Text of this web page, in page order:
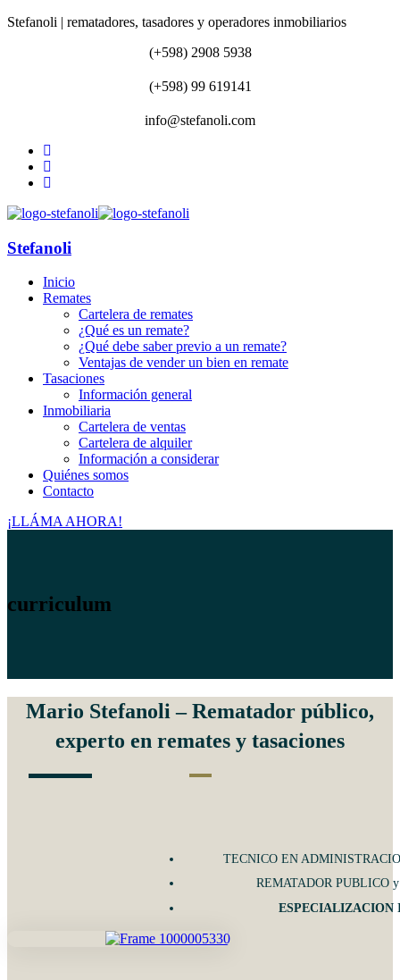
Stefanoli | rematadores, tasadores y operadores inmobiliarios
(+598) 2908 5938
(+598) 99 619141
info@stefanoli.com
Stefanoli
Inicio
Remates
Cartelera de remates
¿Qué es un remate?
¿Qué debe saber previo a un remate?
Ventajas de vender un bien en remate
Tasaciones
Información general
Inmobiliaria
Cartelera de ventas
Cartelera de alquiler
Información a considerar
Quiénes somos
Contacto
¡LLÁMA AHORA!
curriculum
Mario Stefanoli – Rematador público,
experto en remates y tasaciones
TECNICO EN
REMATADOR PUBLICO y
ESPECIALIZACION